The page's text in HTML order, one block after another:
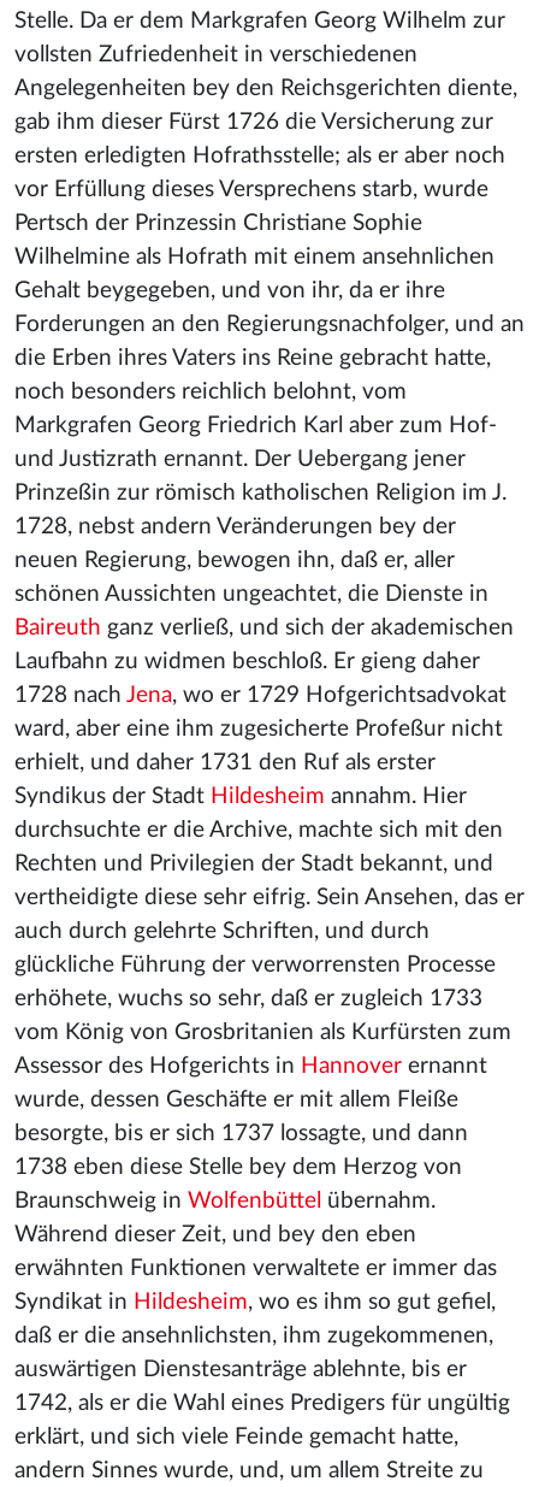
Stelle. Da er dem Markgrafen Georg Wilhelm zur
vollsten Zufriedenheit in verschiedenen
Angelegenheiten bey den Reichsgerichten diente,
gab ihm dieser Fürst 1726 die Versicherung zur
ersten erledigten Hofrathsstelle; als er aber noch
vor Erfüllung dieses Versprechens starb, wurde
Pertsch der Prinzessin Christiane Sophie
Wilhelmine als Hofrath mit einem ansehnlichen
Gehalt beygegeben, und von ihr, da er ihre
Forderungen an den Regierungsnachfolger, und an
die Erben ihres Vaters ins Reine gebracht hatte,
noch besonders reichlich belohnt, vom
Markgrafen Georg Friedrich Karl aber zum Hof-
und Justizrath ernannt. Der Uebergang jener
Prinzeßin zur römisch katholischen Religion im J.
1728, nebst andern Veränderungen bey der
neuen Regierung, bewogen ihn, daß er, aller
schönen Aussichten ungeachtet, die Dienste in
Baireuth ganz verließ, und sich der akademischen
Laufbahn zu widmen beschloß. Er gieng daher
1728 nach Jena, wo er 1729 Hofgerichtsadvokat
ward, aber eine ihm zugesicherte Profeßur nicht
erhielt, und daher 1731 den Ruf als erster
Syndikus der Stadt Hildesheim annahm. Hier
durchsuchte er die Archive, machte sich mit den
Rechten und Privilegien der Stadt bekannt, und
vertheidigte diese sehr eifrig. Sein Ansehen, das er
auch durch gelehrte Schriften, und durch
glückliche Führung der verworrensten Processe
erhöhete, wuchs so sehr, daß er zugleich 1733
vom König von Grosbritanien als Kurfürsten zum
Assessor des Hofgerichts in Hannover ernannt
wurde, dessen Geschäfte er mit allem Fleiße
besorgte, bis er sich 1737 lossagte, und dann
1738 eben diese Stelle bey dem Herzog von
Braunschweig in Wolfenbüttel übernahm.
Während dieser Zeit, und bey den eben
erwähnten Funktionen verwaltete er immer das
Syndikat in Hildesheim, wo es ihm so gut gefiel,
daß er die ansehnlichsten, ihm zugekommenen,
auswärtigen Dienstesanträge ablehnte, bis er
1742, als er die Wahl eines Predigers für ungültig
erklärt, und sich viele Feinde gemacht hatte,
andern Sinnes wurde, und, um allem Streite zu